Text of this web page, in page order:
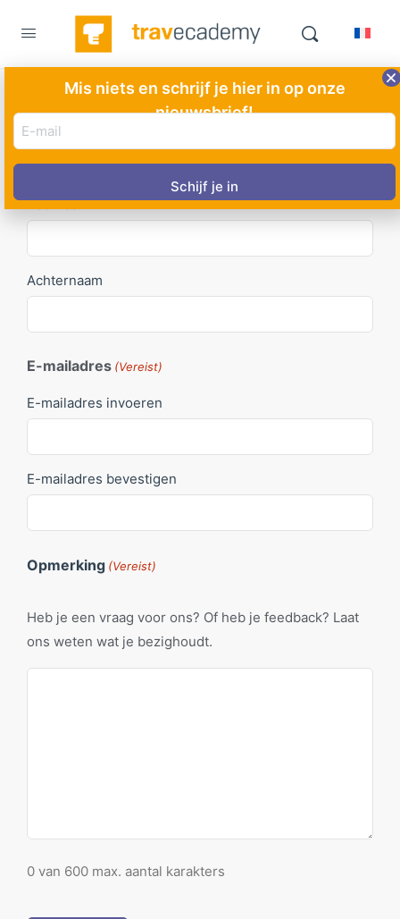
Contactformulier
Naam (Vereist)
Voornaam
Achternaam
E-mailadres (Vereist)
E-mailadres invoeren
E-mailadres bevestigen
Opmerking (Vereist)
Heb je een vraag voor ons? Of heb je feedback? Laat
ons weten wat je bezighoudt.
0 van 600 max. aantal karakters
Mis niets en schrijf je hier in op onze
nieuwsbrief!
E-
mail
adres